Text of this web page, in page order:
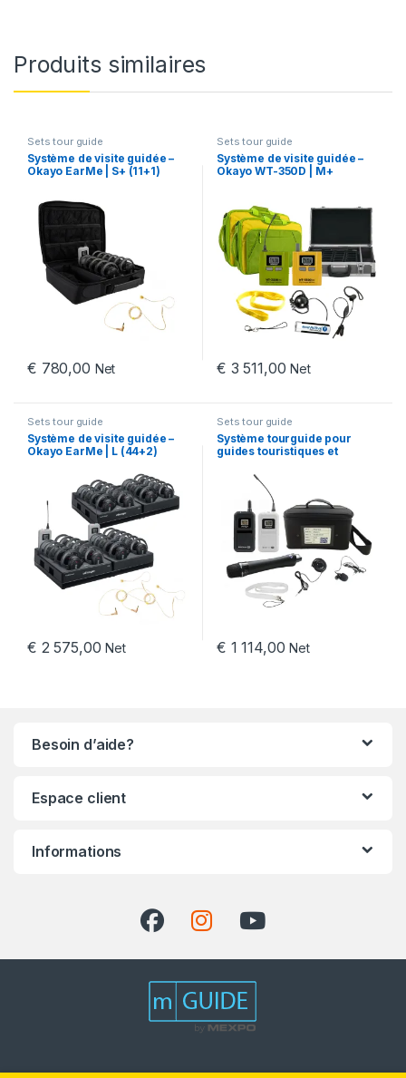
Produits similaires
Sets tour guide
Système de visite guidée –
Okayo EarMe | S+ (11+1)
€ 780,00 Net
Sets tour guide
Système de visite guidée –
Okayo WT-350D | M+
€ 3 511,00 Net
Sets tour guide
Système de visite guidée –
Okayo EarMe | L (44+2)
€ 2 575,00 Net
Sets tour guide
Système tourguide pour
guides touristiques et
WaveTalk | S+ (11+1+1)+C
€ 1 114,00 Net
Besoin d’aide?
Espace client
Informations